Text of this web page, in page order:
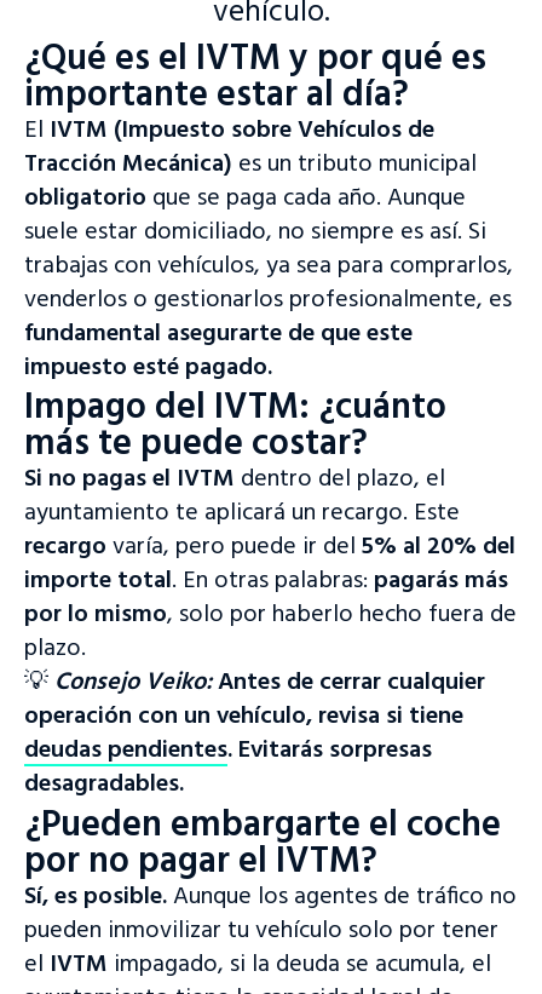
vehículo.
¿Qué es el IVTM y por qué es
importante estar al día?
El IVTM (Impuesto sobre Vehículos de
Tracción Mecánica) es un tributo municipal
obligatorio que se paga cada año. Aunque
suele estar domiciliado, no siempre es así. Si
trabajas con vehículos, ya sea para comprarlos,
venderlos o gestionarlos profesionalmente, es
fundamental asegurarte de que este
impuesto esté pagado.
Impago del IVTM: ¿cuánto
más te puede costar?
Si no pagas el IVTM dentro del plazo, el
ayuntamiento te aplicará un recargo. Este
recargovaría, pero puede ir del5% al 20% del
importe total. En otras palabras: pagarás más
por lo mismo, solo por haberlo hecho fuera de
plazo.
💡 Consejo Veiko:Antes de cerrar cualquier
operación con un vehículo, revisa si tiene
deudas pendientes. Evitarás sorpresas
desagradables.
¿Pueden embargarte el coche
por no pagar el IVTM?
Sí, es posible.Aunque los agentes de tráfico no
pueden inmovilizar tu vehículo solo por tener
el IVTM impagado, si la deuda se acumula, el